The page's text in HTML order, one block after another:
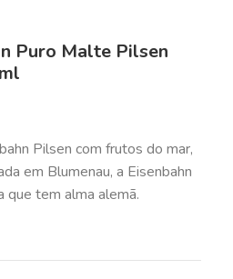
Puro Malte Pilsen
Pilsen com frutos do mar,
em Blumenau, a Eisenbahn
que tem alma alemã.